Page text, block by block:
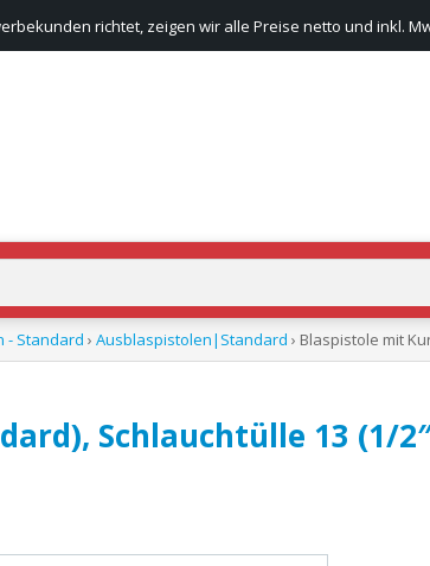
richtet, zeigen wir alle Preise netto und inkl.
- Standard › Ausblaspistolen|Standard › Blaspistole mit
Schlauchtülle 13 (1/